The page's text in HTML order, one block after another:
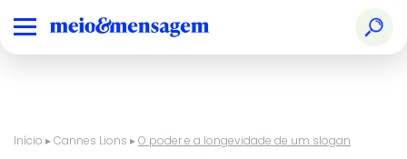
Início ▸Cannes Lions ▸O poder e a longevidade de um slogan